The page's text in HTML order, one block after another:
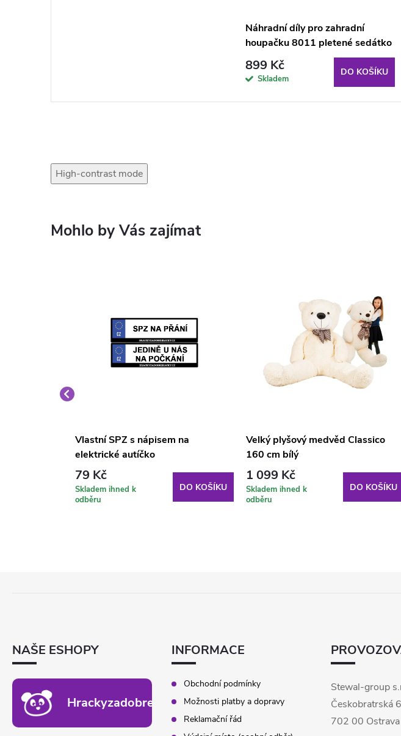
Náhradní díly pro zahradní
houpačku 8011 pletené sedátko
hnědé
899 Kč
Skladem
DO KOŠÍKU
High-contrast mode
Vlastní SPZ s nápisem na
elektrické autíčko
79 Kč
Skladem ihned k
odběru
DO KOŠÍKU
Velký plyšový medvěd Classico
160 cm bílý
1 099 Kč
Skladem ihned k
odběru
DO KOŠÍKU
NAŠE ESHOPY
Hrackyzadobrekacky.cz
INFORMACE
Obchodní podmínky
Možnosti platby a dopravy
Reklamační řád
Stewal-group
Českobratrská
702 00 Ostrava